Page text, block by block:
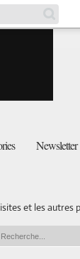
Newsletter
et les autres